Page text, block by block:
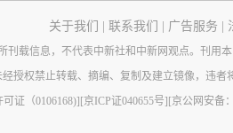
关于我们 联系我们 广告服务
刊载信息，不代表中新社和中新网观点。刊用本
经授权禁止转载、摘编、复制及建立镜像，违者
证（0106168)] [京ICP证040655号] [京公网安备